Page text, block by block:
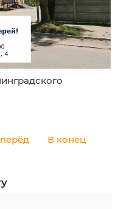
11:00
абитуриентов и